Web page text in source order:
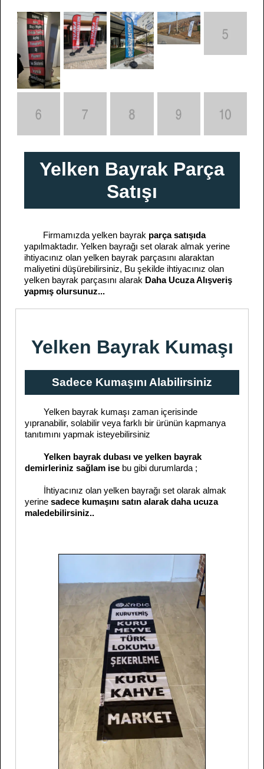
Yelken Bayrak Parça
Satışı
Firmamızda yelken bayrak parça satışıda
yapılmaktadır. Yelken bayrağı set olarak almak yerine
ihtiyacınız olan yelken bayrak parçasını alaraktan
maliyetini düşürebilirsiniz, Bu şekilde ihtiyacınız olan
yelken bayrak parçasını alarak Daha Ucuza Alışveriş
yapmış olursunuz...
Yelken Bayrak Kumaşı
Sadece Kumaşını Alabilirsiniz
Yelken bayrak kumaşı zaman içerisinde
yıpranabilir, solabilir veya farklı bir ürünün kapmanya
tanıtımını yapmak isteyebilirsiniz
Yelken bayrak dubası ve yelken bayrak
demirleriniz sağlam ise bu gibi durumlarda ;
İhtiyacınız olan yelken bayrağı set olarak almak
yerine sadece kumaşını satın alarak daha ucuza
maledebilirsiniz..